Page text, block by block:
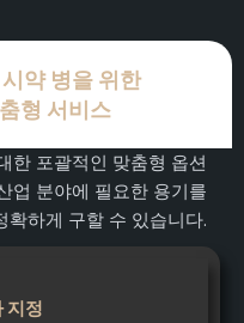
약 병을 위한
형 서비스
한 포괄적인 맞춤형 옵션
업 분야에 필요한 용기를
확하게 구할 수 있습니다.
지정